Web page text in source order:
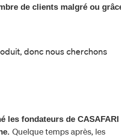
de clients malgré ou
donc nous cherchons
les fondateurs de CASAFARI
Quelque temps après, les